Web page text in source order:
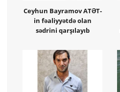
Ceyhun Bayramov ATƏT-
in fəaliyyətdə olan
sədrini qarşılayıb